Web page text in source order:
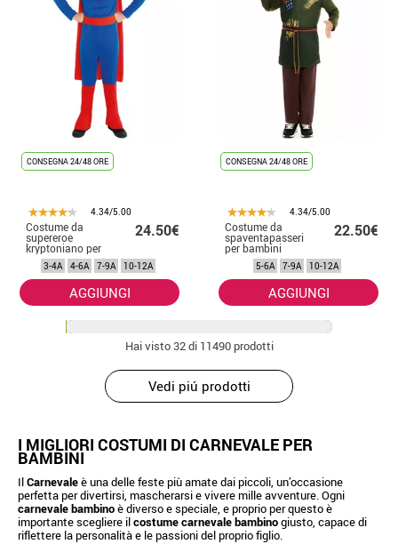
CONSEGNA 24/48 ORE
4.34/5.00
Costume da
supereroe
kryptoniano per
bambino
24.50€
3-4A 4-6A 7-9A 10-12A
AGGIUNGI
CONSEGNA 24/48 ORE
4.34/5.00
Costume da
spaventapasseri
per bambini
22.50€
5-6A 7-9A 10-12A
AGGIUNGI
Hai visto32di 11490 prodotti
Vedi piú prodotti
I MIGLIORI COSTUMI DI CARNEVALE PER
BAMBINI
IlCarnevaleè una delle feste più amate dai piccoli, un’occasione
perfetta per divertirsi, mascherarsi e vivere mille avventure. Ogni
carnevale bambinoè diverso e speciale, e proprio per questo è
importante scegliere ilcostume carnevale bambinogiusto, capace di
riflettere la personalità e le passioni del proprio figlio.